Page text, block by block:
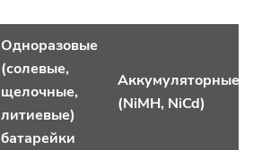
Одноразовые
(солевые,
щелочные,
литиевые)
батарейки
Аккумуляторные
(NiMH, NiCd)